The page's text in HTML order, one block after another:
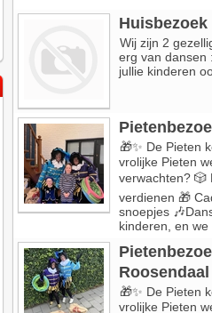
Huisbezoek
Wij zijn 2
erg van dansen
jullie kinderen
🎁✨ De Pieten
vrolijke Pieten
verwachten? 🎲
verdienen 🎁
snoepjes
kinderen, en
Roosendaal
🎁✨ De Pieten
vrolijke Pieten